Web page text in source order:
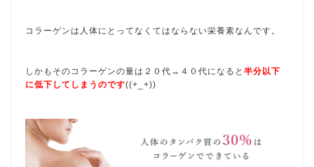
コラーゲンは人体にとってなくてはならない栄養素なんです。
しかもそのコラーゲンの量は２０代→４０代になると 半分以下
に低下してしまうのです((+_+))